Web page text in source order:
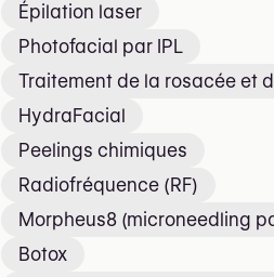
Épilation laser
Photofacial par IPL
Traitement de la rosacée et
HydraFacial
Peelings chimiques
Radiofréquence (RF)
Morpheus8 (microneedling
Botox